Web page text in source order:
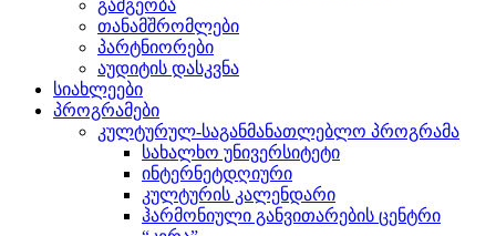
გამგეობა
თანამშრომლები
პარტნიორები
აუდიტის დასკვნა
სიახლეები
პროგრამები
კულტურულ-საგანმანათლებლო პროგრამა
სახალხო უნივერსიტეტი
ინტერნეტდღიური
კულტურის კალენდარი
ჰარმონიული განვითარების ცენტრი